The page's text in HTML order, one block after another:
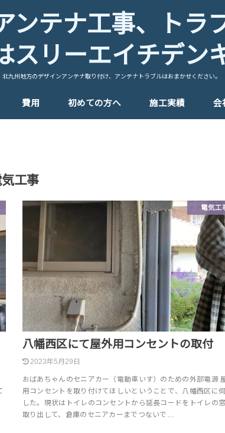
ンテナ工事、トラ
スリーエイチデン
北九州地方のデザインアンテナ取り付け、アンテナトラブルはおまかせください。
費用 初めての方へ 施工実績 会
工事
電気工
八幡西区にて屋外用コンセントの取付
2023年5月29日
おばあちゃんのセニアカー（電動車いす）のための外部電源
用コンセントを取り付けてほしいということで、八幡西区に
した。現状はトイレのコンセントから延長コードをトイレの
取り出して、倉庫のセニアカーまでつないで…